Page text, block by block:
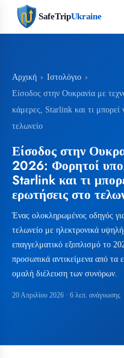
SafeTripUkraine
Αρχική › Ιστολόγιο ›
Είσοδος στην Ουκρανία με
κάμερες, Starlink και τι μπορεί
τελωνείο
Είσοδος στην
2026: Φορητοί
Starlink και τι
ερωτήσεις στο
Ένας ολοκληρωμένος οδηγός
τελωνείο με ηλεκτρονικά
επαγγελματικό εξοπλισμό το
προσωπικά αντικείμενα από τα
ομαλή διέλευση των συνόρων.
20 Απριλίου 2026 · 6 λεπ. ανάγνωσης